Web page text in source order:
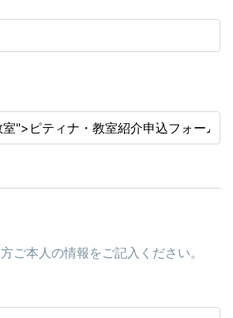
ご本人の情報をご記入ください。